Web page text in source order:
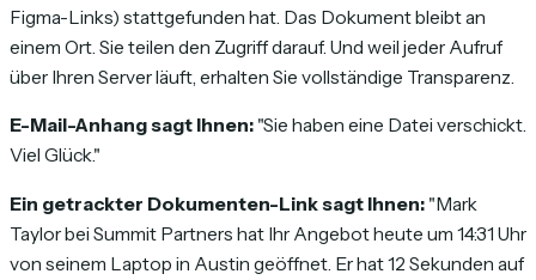
Figma-Links) stattgefunden hat. Das Dokument bleibt an
einem Ort. Sie teilen den Zugriff darauf. Und weil jeder Aufruf
über Ihren Server läuft, erhalten Sie vollständige Transparenz.
E-Mail-Anhang sagt Ihnen: "Sie haben eine Datei verschickt.
Viel Glück."
Ein getrackter Dokumenten-Link sagt Ihnen: "Mark
Taylor bei Summit Partners hat Ihr Angebot heute um 14:31 Uhr
von seinem Laptop in Austin geöffnet. Er hat 12 Sekunden auf